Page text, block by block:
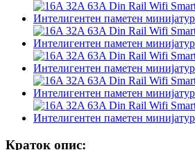
Краток опис: